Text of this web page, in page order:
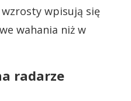
wpisują się
wahania niż w
radarze